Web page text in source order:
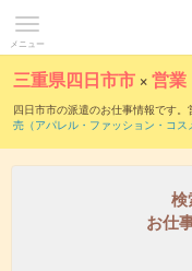
メニュー
三重県四日市市 ×営業
四日市市の派遣のお仕事情報です。
売（アパレル・ファッション・コス
でいただけます。職種辞典：営業・
検
お仕